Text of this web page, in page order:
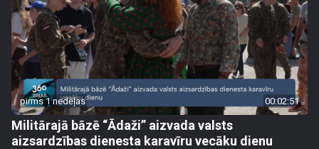
pirms 1 nedēļas 00:02:51
Militārajā bāzē “Ādaži” aizvada valsts
aizsardzības dienesta karavīru vecāku dienu